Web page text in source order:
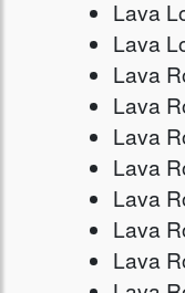
Lava
Lava
Lava
Lava
Lava
Lava
Lava
Lava
Lava